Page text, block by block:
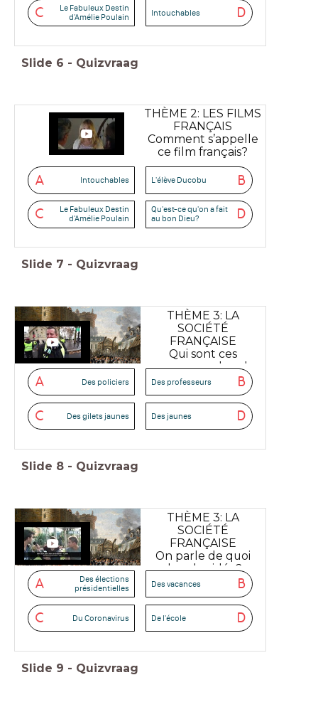
C
Le Fabuleux Destin
d'Amélie Poulain
D
Intouchables
Slide 6 - Quizvraag
THÈME 2: LES FILMS
FRANÇAIS
Comment s’appelle
ce film français?
A Intouchables B
L'élève Ducobu
C
Le Fabuleux Destin
d'Amélie Poulain
D
Qu'est-ce qu'on a fait
au bon Dieu?
Slide 7 - Quizvraag
THÈME 3: LA
SOCIÉTÉ
FRANÇAISE
Qui sont ces
personnes dans la
vidéo?
A Des policiers B
Des professeurs
C Des gilets jaunes D
Des jaunes
Slide 8 - Quizvraag
THÈME 3: LA
SOCIÉTÉ
FRANÇAISE
On parle de quoi
dans la vidéo?
A
Des élections
présidentielles
B
Des vacances
C Du Coronavirus D
De l'école
Slide 9 - Quizvraag